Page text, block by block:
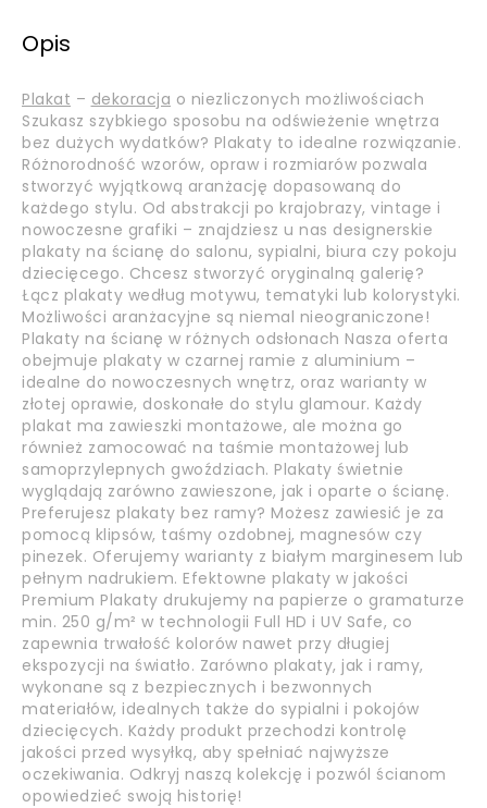
Opis
Plakat – dekoracja o niezliczonych możliwościach
Szukasz szybkiego sposobu na odświeżenie wnętrza
bez dużych wydatków? Plakaty to idealne rozwiązanie.
Różnorodność wzorów, opraw i rozmiarów pozwala
stworzyć wyjątkową aranżację dopasowaną do
każdego stylu. Od abstrakcji po krajobrazy, vintage i
nowoczesne grafiki – znajdziesz u nas designerskie
plakaty na ścianę do salonu, sypialni, biura czy pokoju
dziecięcego. Chcesz stworzyć oryginalną galerię?
Łącz plakaty według motywu, tematyki lub kolorystyki.
Możliwości aranżacyjne są niemal nieograniczone!
Plakaty na ścianę w różnych odsłonach Nasza oferta
obejmuje plakaty w czarnej ramie z aluminium –
idealne do nowoczesnych wnętrz, oraz warianty w
złotej oprawie, doskonałe do stylu glamour. Każdy
plakat ma zawieszki montażowe, ale można go
również zamocować na taśmie montażowej lub
samoprzylepnych gwoździach. Plakaty świetnie
wyglądają zarówno zawieszone, jak i oparte o ścianę.
Preferujesz plakaty bez ramy? Możesz zawiesić je za
pomocą klipsów, taśmy ozdobnej, magnesów czy
pinezek. Oferujemy warianty z białym marginesem lub
pełnym nadrukiem. Efektowne plakaty w jakości
Premium Plakaty drukujemy na papierze o gramaturze
min. 250 g/m² w technologii Full HD i UV Safe, co
zapewnia trwałość kolorów nawet przy długiej
ekspozycji na światło. Zarówno plakaty, jak i ramy,
wykonane są z bezpiecznych i bezwonnych
materiałów, idealnych także do sypialni i pokojów
dziecięcych. Każdy produkt przechodzi kontrolę
jakości przed wysyłką, aby spełniać najwyższe
oczekiwania. Odkryj naszą kolekcję i pozwól ścianom
opowiedzieć swoją historię!